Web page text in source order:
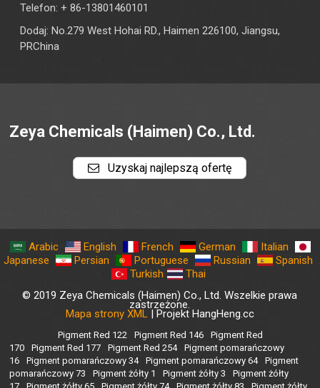
Telefon: + 86-13801460101
Dodaj: No.279 West Hohai RD., Haimen 226100, Jiangsu,
PRChina
Zeya Chemicals (Haimen) Co., Ltd.
Uzyskaj najlepszą ofertę
Arabic English French German
Italian
Japanese
Persian Portuguese Russian
Spanish
Turkish
Thai
© 2019 Zeya Chemicals (Haimen) Co., Ltd. Wszelkie prawa
zastrzeżone.
Mapa strony XML| Projekt HangHeng.cc
Pigment Red 122 Pigment Red 146
Pigment Red
170
Pigment Red 177 Pigment Red 254
Pigment pomarańczowy
16
Pigment pomarańczowy 34 Pigment pomarańczowy 64
Pigment
pomarańczowy 73
Pigment żółty 1 Pigment żółty 3
Pigment żółty